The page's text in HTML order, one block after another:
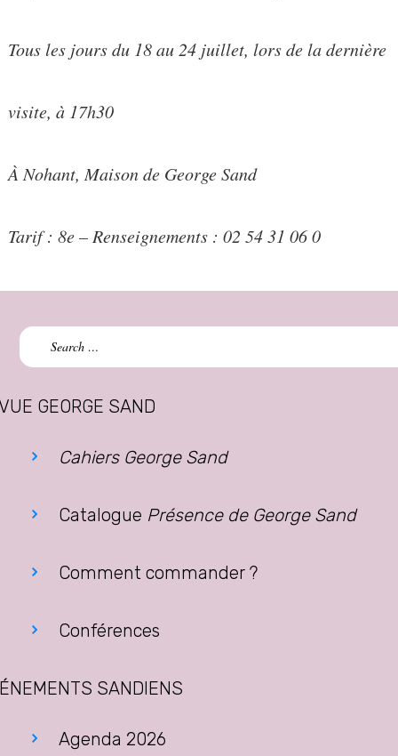
Tous les jours du 18 au 24 juillet, lors de la dernière
visite, à 17h30
À Nohant, Maison de George Sand
Tarif : 8e– Renseignements : 02 54 31 06 0
Search
for:
GEORGE SAND
Cahiers George Sand
Catalogue Présence de George Sand
Comment commander ?
Conférences
SANDIENS
Agenda 2026